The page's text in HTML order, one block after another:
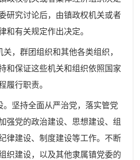
研究讨论后，由镇政权机关或者
和有关规定作出决定。
，群团组织和其他各类组织，
和保证这些机关和组织依照国家
履行职责。
。坚持全面从严治党，落实管党
强党的政治建设、思想建设、组
律建设、制度建设等工作。不断
织建设，以及其他隶属镇党委的